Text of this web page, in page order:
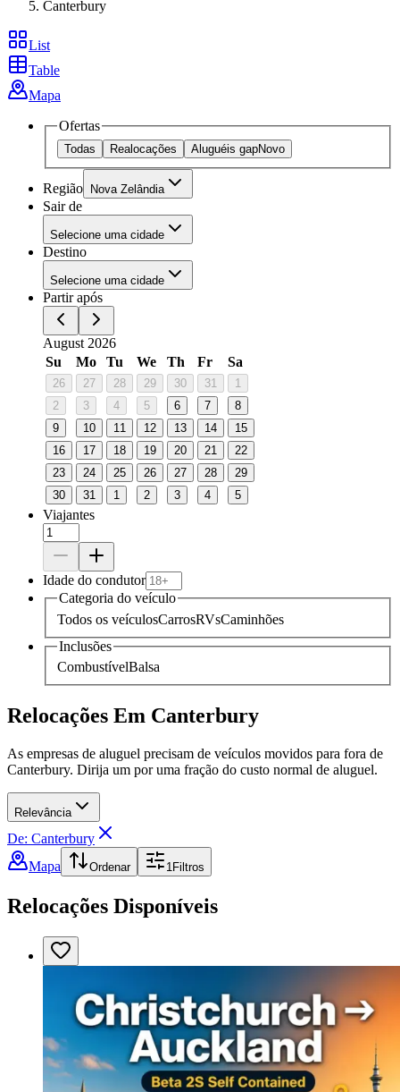
Canterbury
List
Table
Mapa
Ofertas
Todas Realocações Aluguéis gapNovo
Região Nova Zelândia
Sair de
Selecione uma cidade
Destino
Selecione uma cidade
Partir após
August 2026
Su
Mo Tu We Th Fr Sa
26 27 28 29 30 31
1
2
3 4 5 6 7
8
9
10 11 12 13 14
15
16
17 18 19 20 21
22
23
24 25 26 27 28
29
30
31 1 2 3 4 5
Viajantes
Idade do condutor
Categoria do veículo
Todos os veículosCarrosRVsCaminhões
Inclusões
CombustívelBalsa
Relocações Em Canterbury
As empresas de aluguel precisam de veículos movidos para fora de
Canterbury. Dirija um por uma fração do custo normal de aluguel.
Relevância
De: Canterbury
Mapa
Ordenar 1Filtros
Relocações Disponíveis